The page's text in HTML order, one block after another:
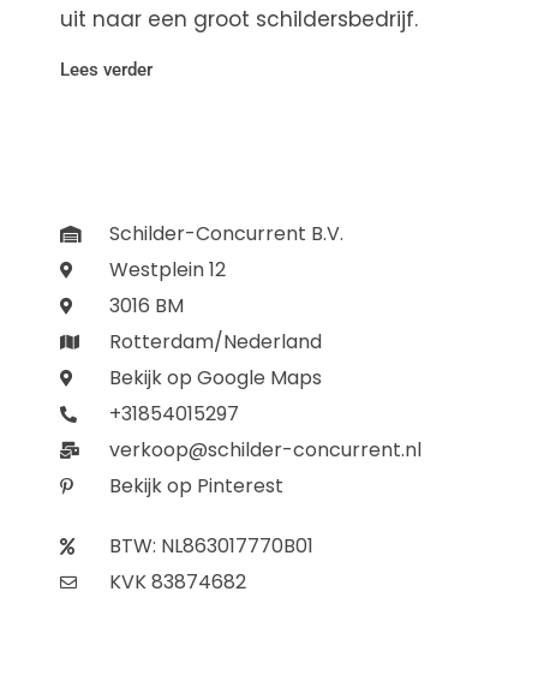
uit naar een groot schildersbedrijf.
Lees verder
Schilder-Concurrent B.V.
Westplein 12
3016 BM
Rotterdam/Nederland
Bekijk op Google Maps
+31854015297
verkoop@schilder-concurrent.nl
Bekijk op Pinterest
BTW: NL863017770B01
KVK 83874682